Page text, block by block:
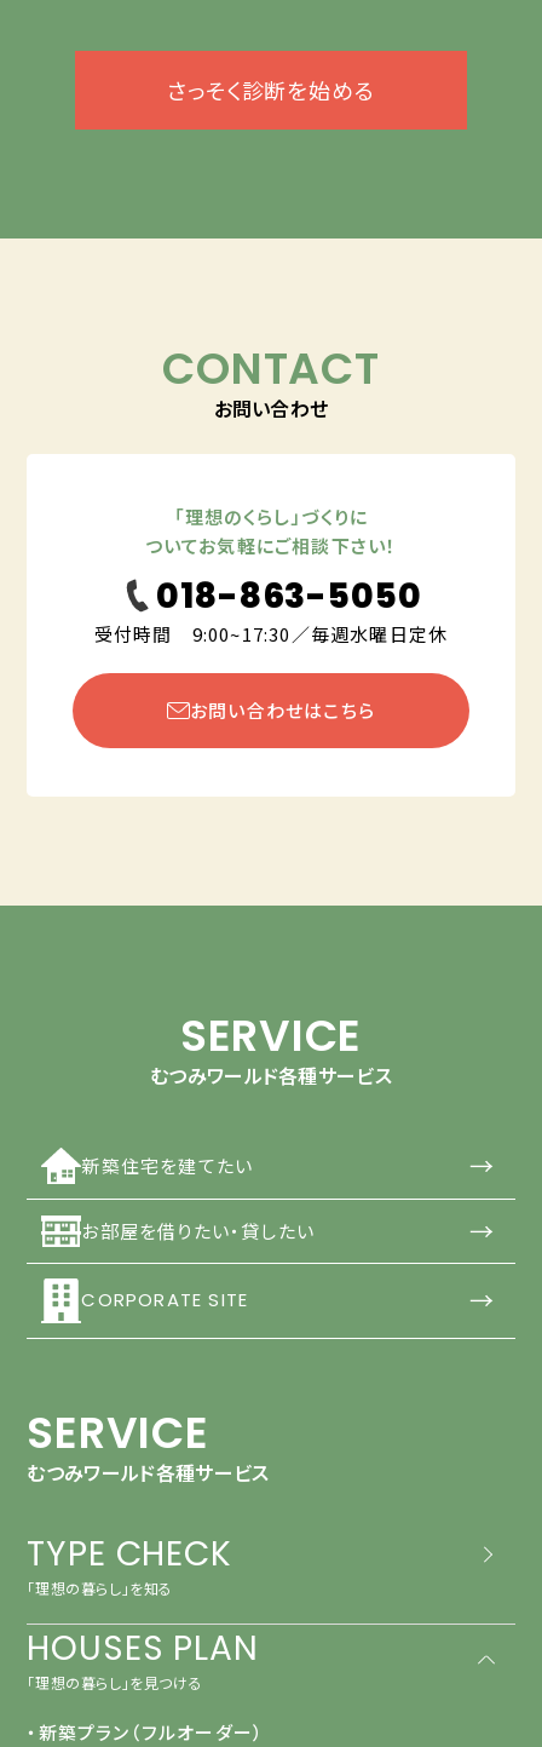
さっそく診断を始める
CONTACT
お問い合わせ
「理想のくらし」づくりに
ついてお気軽にご相談下さい！
018-863-5050
受付時間 9:00~17:30／毎週水曜日定休
お問い合わせはこちら
SERVICE
むつみワールド各種サービス
新築住宅を建てたい →
お部屋を借りたい・貸したい →
CORPORATE SITE →
SERVICE
むつみワールド各種サービス
TYPE CHECK
「理想の暮らし」を知る
HOUSES PLAN
「理想の暮らし」を見つける
・新築プラン（フルオーダー）